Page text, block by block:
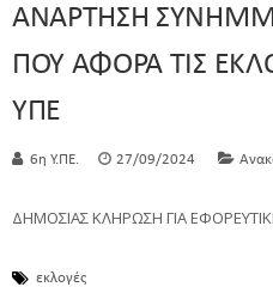
ANAΡΤΗΣΗ
ΠΟΥ ΑΦΟΡΑ ΤΙΣ
ΥΠΕ
6η Υ.ΠΕ. 27/09/2024
ΔΗΜΟΣΙΑΣ ΚΛΗΡΩΣΗ ΓΙΑ
εκλογές